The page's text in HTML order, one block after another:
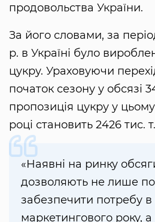
продовольства України.
За його словами, за
р. в Україні було
цукру. Ураховуючи
початок сезону у обсязі
пропозиція цукру у
році становить 2426 тис. т.
«Наявні на ринку
дозволяють не лише
забезпечити потребу в
маркетингового року,